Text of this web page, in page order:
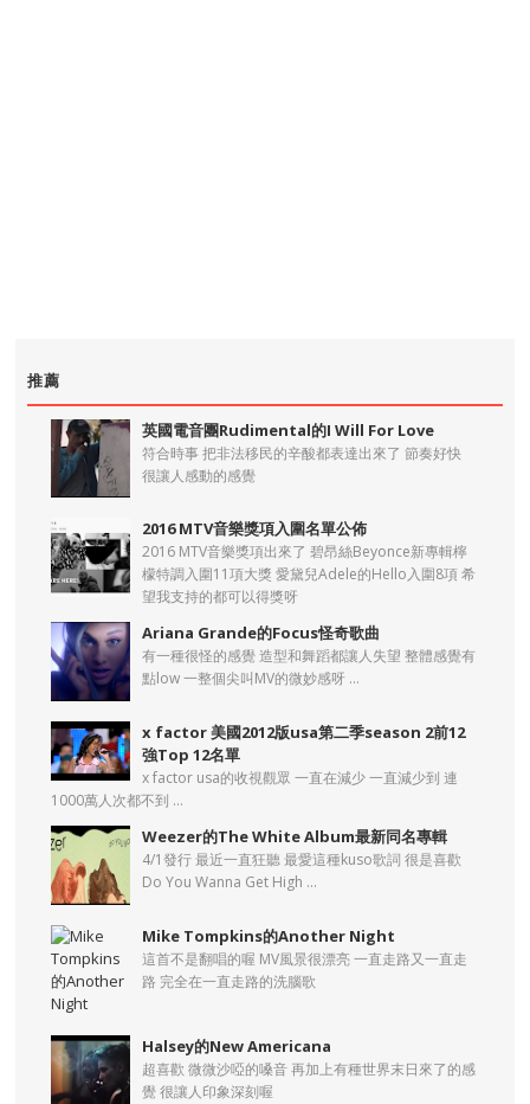
推薦
英國電音團Rudimental的I Will For Love
符合時事 把非法移民的辛酸都表達出來了 節奏好快
很讓人感動的感覺
2016 MTV音樂獎項入圍名單公佈
2016 MTV音樂獎項出來了 碧昂絲Beyonce新專輯檸
檬特調入圍11項大獎 愛黛兒Adele的Hello入圍8項 希
望我支持的都可以得獎呀
Ariana Grande的Focus怪奇歌曲
有一種很怪的感覺 造型和舞蹈都讓人失望 整體感覺有
點low 一整個尖叫MV的微妙感呀 ...
x factor 美國2012版usa第二季season 2前12
強Top 12名單
x factor usa的收視觀眾 一直在減少 一直減少到 連
1000萬人次都不到 ...
Weezer的The White Album最新同名專輯
4/1發行 最近一直狂聽 最愛這種kuso歌詞 很是喜歡
Do You Wanna Get High ...
Mike Tompkins的Another Night
這首不是翻唱的喔 MV風景很漂亮 一直走路又一直走
路 完全在一直走路的洗腦歌
Halsey的New Americana
超喜歡 微微沙啞的嗓音 再加上有種世界末日來了的感
覺 很讓人印象深刻喔